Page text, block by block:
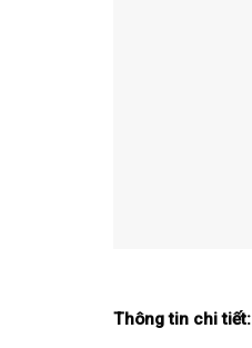
Thông tin chi tiết: